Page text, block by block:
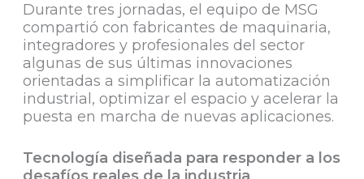
Durante tres jornadas, el equipo de MSG
compartió con fabricantes de maquinaria,
integradores y profesionales del sector
algunas de sus últimas innovaciones
orientadas a simplificar la automatización
industrial, optimizar el espacio y acelerar la
puesta en marcha de nuevas aplicaciones.
Tecnología diseñada para responder a los